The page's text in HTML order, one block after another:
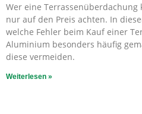
Wer eine
nur auf den Preis achten. In
welche Fehler beim Kauf einer
Aluminium besonders häufig
diese vermeiden.
Weiterlesen »